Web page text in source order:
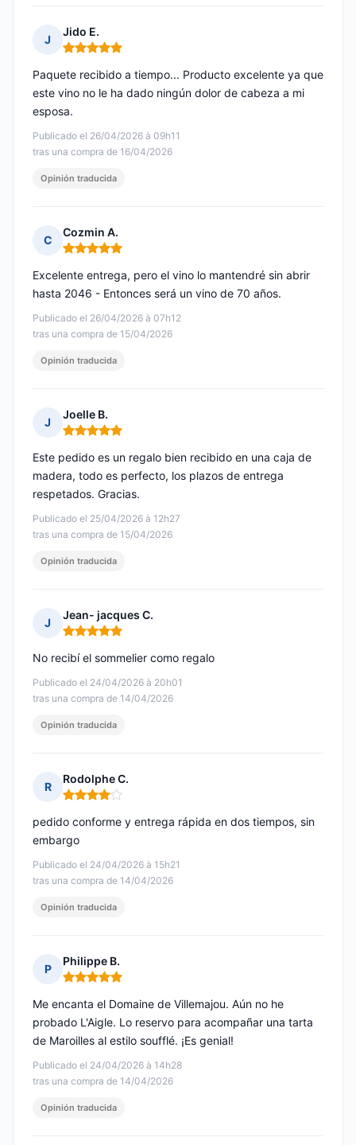
J
Jido E.
Nota: 5 de 5
Publicado el 26/04/2026 à 09h11
tras una compra de 16/04/2026
Paquete recibido a tiempo... Producto excelente ya que
este vino no le ha dado ningún dolor de cabeza a mi
esposa.
Opinión traducida
C
Cozmin A.
Nota: 5 de 5
Publicado el 26/04/2026 à 07h12
tras una compra de 15/04/2026
Excelente entrega, pero el vino lo mantendré sin abrir
hasta 2046 - Entonces será un vino de 70 años.
Opinión traducida
J
Joelle B.
Nota: 5 de 5
Publicado el 25/04/2026 à 12h27
tras una compra de 15/04/2026
Este pedido es un regalo bien recibido en una caja de
madera, todo es perfecto, los plazos de entrega
respetados. Gracias.
Opinión traducida
J
Jean- jacques C.
Nota: 5 de 5
Publicado el 24/04/2026 à 20h01
tras una compra de 14/04/2026
No recibí el sommelier como regalo
Opinión traducida
R
Rodolphe C.
Nota: 4 de 5
Publicado el 24/04/2026 à 15h21
tras una compra de 14/04/2026
pedido conforme y entrega rápida en dos tiempos, sin
embargo
Opinión traducida
P
Philippe B.
Nota: 5 de 5
Publicado el 24/04/2026 à 14h28
tras una compra de 14/04/2026
Me encanta el Domaine de Villemajou. Aún no he
probado L'Aigle. Lo reservo para acompañar una tarta
de Maroilles al estilo soufflé. ¡Es genial!
Opinión traducida